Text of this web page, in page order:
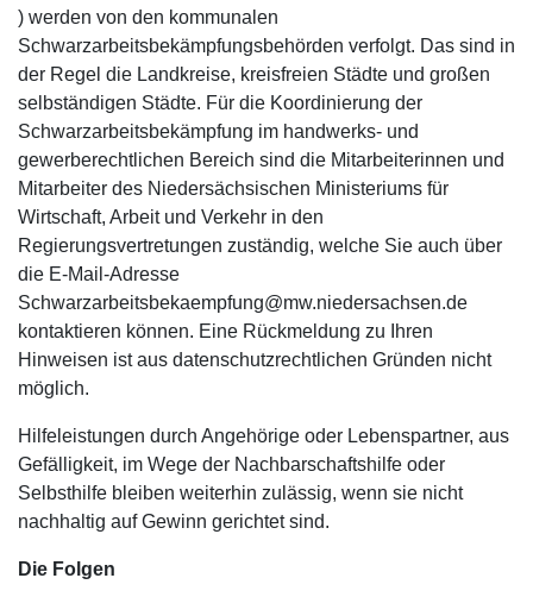
) werden von den kommunalen
Schwarzarbeitsbekämpfungsbehörden verfolgt. Das sind in
der Regel die Landkreise, kreisfreien Städte und großen
selbständigen Städte. Für die Koordinierung der
Schwarzarbeitsbekämpfung im handwerks- und
gewerberechtlichen Bereich sind die Mitarbeiterinnen und
Mitarbeiter des Niedersächsischen Ministeriums für
Wirtschaft, Arbeit und Verkehr in den
Regierungsvertretungen zuständig, welche Sie auch über
die E-Mail-Adresse
Schwarzarbeitsbekaempfung@mw.niedersachsen.de
kontaktieren können. Eine Rückmeldung zu Ihren
Hinweisen ist aus datenschutzrechtlichen Gründen nicht
möglich.
Hilfeleistungen durch Angehörige oder Lebenspartner, aus
Gefälligkeit, im Wege der Nachbarschaftshilfe oder
Selbsthilfe bleiben weiterhin zulässig, wenn sie nicht
nachhaltig auf Gewinn gerichtet sind.
Die Folgen